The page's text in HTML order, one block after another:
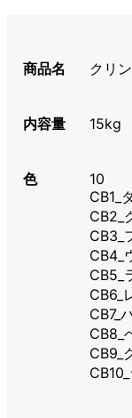
商品名 クリ
内容量 15kg
色
10
CB1_
CB2_
CB3_
CB4_
CB5_
CB6_
CB7_
CB8_
CB9_